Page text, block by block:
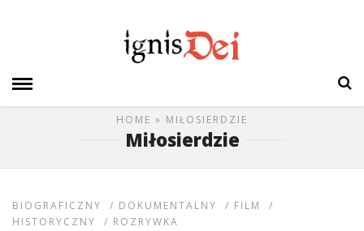
HOME » MIŁOSIERDZIE
Miłosierdzie
BIOGRAFICZNY / DOKUMENTALNY / FILM
/
HISTORYCZNY
/ ROZRYWKA